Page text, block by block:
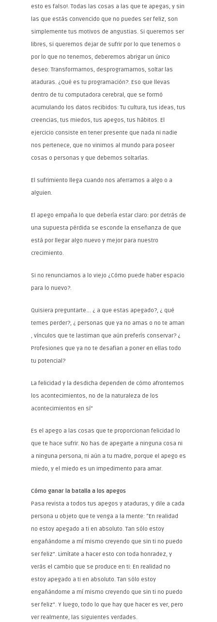
esto es falso!. Todas las cosas a las que te apegas, y sin
las que estás convencido que no puedes ser feliz, son
simplemente tus motivos de angustias. Si queremos ser
libres, si queremos dejar de sufrir por lo que tenemos o
por lo que no tenemos, deberemos abrigar un único
deseo: Transformarnos, desprogramarnos, soltar las
ataduras. ¿Qué es tu programación?. Eso que llevas
dentro de tu computadora cerebral, que se formó
acumulando los datos recibidos: Tu cultura, tus ideas, tus
creencias, tus miedos, tus apegos, tus hábitos. El
ejercicio consiste en tener presente que nada ni nadie
nos pertenece, que no vinimos al mundo para poseer
cosas o personas y que debemos soltarlas.
El sufrimiento llega cuando nos aferramos a algo o a
alguien.
El apego empaña lo que debería estar claro: por detrás de
una supuesta pérdida se esconde la enseñanza de que
está por llegar algo nuevo y mejor para nuestro
crecimiento.
Si no renunciamos a lo viejo ¿Cómo puede haber espacio
para lo nuevo?.
Quisiera preguntarte…. ¿ a que estas apegado?, ¿ qué
temes perder?, ¿ personas que ya no amas o no te aman
, vínculos que te lastiman que aún preferís conservar? ¿
Profesiones que ya no te desafian a poner en ellas todo
tu potencial?
La felicidad y la desdicha dependen de cómo afrontemos
los acontecimientos, no de la naturaleza de los
acontecimientos en sí”
Es el apego a las cosas que te proporcionan felicidad lo
que te hace sufrir. No has de apegarte a ninguna cosa ni
a ninguna persona, ni aún a tu madre, porque el apego es
miedo, y el miedo es un impedimento para amar.
Cómo ganar la batalla a los apegos
Pasa revista a todos tus apegos y ataduras, y dile a cada
persona u objeto que te venga a la mente: “En realidad
no estoy apegado a ti en absoluto. Tan sólo estoy
engañándome a mí mismo creyendo que sin ti no puedo
ser feliz”. Limítate a hacer esto con toda honradez, y
verás el cambio que se produce en ti: En realidad no
estoy apegado a ti en absoluto. Tan sólo estoy
engañándome a mí mismo creyendo que sin ti no puedo
ser feliz”. Y luego, todo lo que hay que hacer es ver, pero
ver realmente, las siguientes verdades.